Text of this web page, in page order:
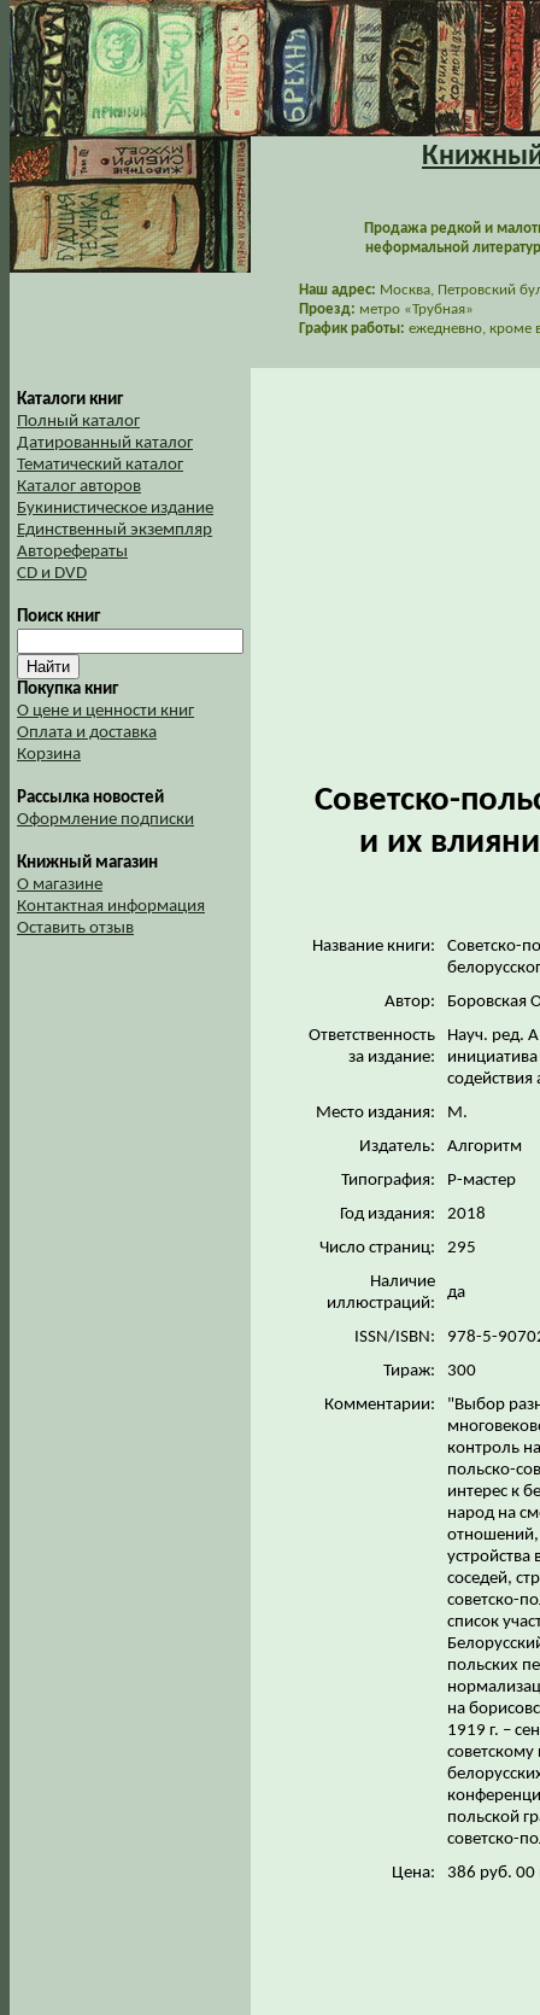
Книжный
Продажа редкой и
неформальной
Наш адрес: Москва, Петровский
Проезд: метро «Трубная»
График работы: ежедневно, кроме
Каталоги книг
Полный каталог
Датированный каталог
Тематический каталог
Каталог авторов
Букинистическое издание
Единственный экземпляр
Авторефераты
CD и DVD
Поиск книг
Покупка книг
О цене и ценности книг
Оплата и доставка
Корзина
Рассылка новостей
Оформление подписки
Книжный магазин
О магазине
Контактная информация
Оставить отзыв
Советско-
и их
Название книги:
Советско-
Автор:
Боровская
Ответственность
за издание:
Науч. ред.
содействия
Место издания:
М.
Издатель:
Алгоритм
Типография:
Р-мастер
Год издания:
2018
Число страниц:
295
Наличие
иллюстраций:
да
ISSN/ISBN:
978-5-
Тираж:
300
Комментарии:
"Выбор
контроль
польско-
интерес к
народ на
отношений,
устройства
соседей,
советско-
список
польских
на
1919 г. –
советскому
польской
советско-
Цена:
386 руб. 00